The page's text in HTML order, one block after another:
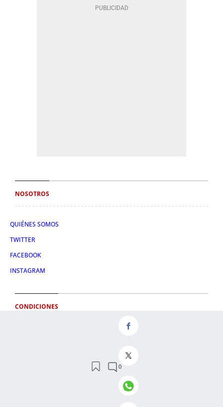
NOSOTROS
QUIÉNES SOMOS
TWITTER
FACEBOOK
INSTAGRAM
CONDICIONES